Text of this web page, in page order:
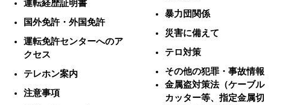
運転経歴証明書
国外免許・外国免許
運転免許センターへのア
クセス
テレホン案内
注意事項
暴力団関係
災害に備えて
テロ対策
その他の犯罪・事故情報
金属盗対策法（ケーブル
カッター等、指定金属切